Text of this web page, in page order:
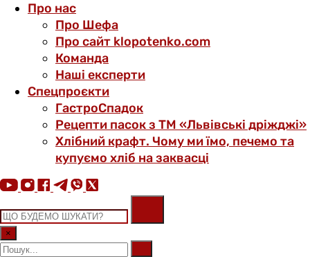
Про нас
Про Шефа
Про сайт klopotenko.com
Команда
Наші експерти
Спецпроєкти
ГастроСпадок
Рецепти пасок з ТМ «Львівські дріжджі»
Хлібний крафт. Чому ми їмо, печемо та
купуємо хліб на заквасці
×